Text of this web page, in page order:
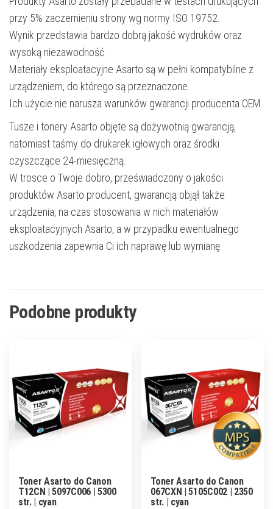
przy 5% zaczernieniu strony wg normy ISO 19752.
Wynik przedstawia bardzo dobrą jakość wydruków oraz
wysoką niezawodność.
Materiały eksploatacyjne Asarto są w pełni kompatybilne z
urządzeniem, do którego są przeznaczone.
Ich użycie nie narusza warunków gwarancji producenta OEM.
Tusze i tonery Asarto objęte są dożywotnią gwarancją,
natomiast taśmy do drukarek igłowych oraz środki
czyszczące 24-miesięczną.
W trosce o Twoje dobro, przeświadczony o jakości
produktów Asarto producent, gwarancją objął także
urządzenia, na czas stosowania w nich materiałów
eksploatacyjnych Asarto, a w przypadku ewentualnego
uszkodzenia zapewnia Ci ich naprawę lub wymianę.
Podobne produkty
Toner Asarto do Canon
T12CN | 5097C006 | 5300
str. | cyan
Toner Asarto do Canon
067CXN | 5105C002 | 2350
str. | cyan